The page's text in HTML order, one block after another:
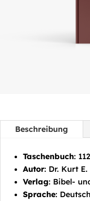
Beschreibung
Taschenbuch:
Autor: Dr. Kurt E.
Verlag: Bibel-
Sprache: Deutsch